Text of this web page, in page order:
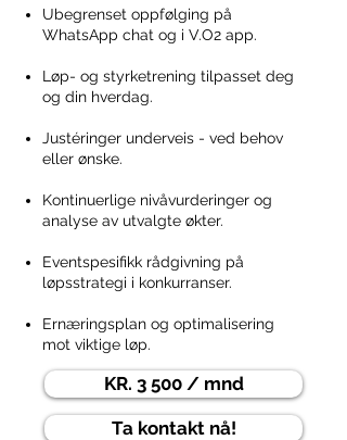
selv, men hvor fokuset heller ligger på
kontinuitet, gjennomføring og
treningsglede.
Dette er grunnpakken vår, og gir det et
godt utgangspunkt for bedre trening.
Ubegrenset oppfølging på
WhatsApp chat og i V.O2 app. ​​​
Løp- og styrketrening tilpasset deg
og din hverdag.​
Justéringer underveis - ved behov
eller ønske.
Kontinuerlige nivåvurderinger og
analyse av utvalgte økter.
Eventspesifikk rådgivning på
løpsstrategi i konkurranser.
Ernæringsplan og optimalisering
mot viktige løp.​
KR. 3 500 / mnd
Ta kontakt nå!